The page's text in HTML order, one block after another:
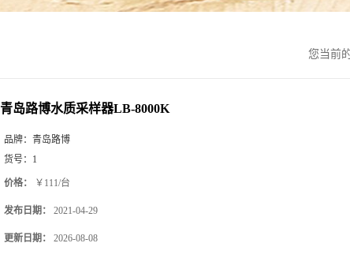
您当前
青岛路博水质采样器LB-8000K
品牌： 青岛路博
货号： 1
价格： ￥111/台
发布日期： 2021-04-29
更新日期： 2026-08-08